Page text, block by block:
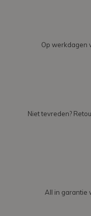
Op werkdagen
Niet tevreden?
All in garantie